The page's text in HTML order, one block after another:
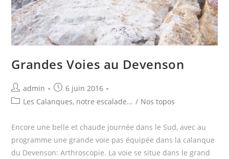
Grandes Voies au Devenson
Post
author:
admin
Post
published:
6 juin 2016
PostLes Calanques, notre escalade... / Nos topos
Encore une belle et chaude journée dans le Sud, avec au
programme une grande voie pas équipée dans la calanque
du Devenson: Arthroscopie. La voie se situe dans le grand